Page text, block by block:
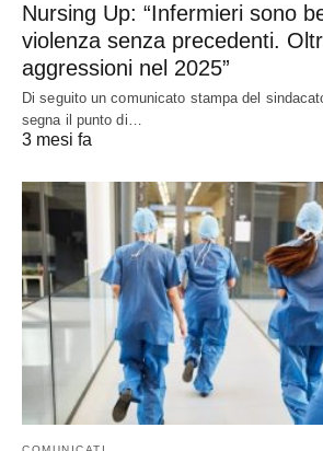
Nursing Up: “Infermieri sono
violenza senza precedenti.
aggressioni nel 2025”
Di seguito un comunicato stampa del
segna il punto di…
3 mesi fa